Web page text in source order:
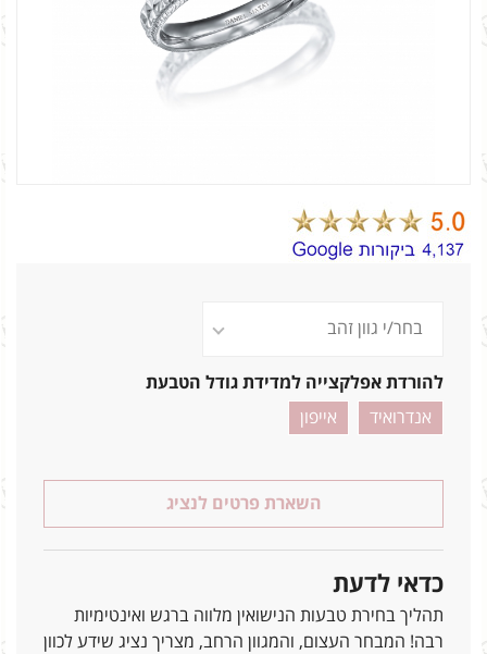
להורדת אפלקצייה למדידת גודל הטבעת
אנדרואיד
אייפון
השארת פרטים לנציג
כדאי לדעת
תהליך בחירת טבעות הנישואין מלווה ברגש ואינטימיות
רבה! המבחר העצום, והמגוון הרחב, מצריך נציג שידע לכוון